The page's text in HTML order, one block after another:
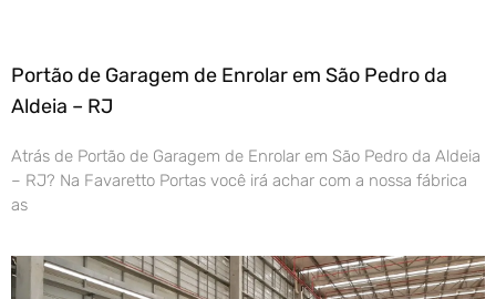
Portão de Garagem de Enrolar em São Pedro da
Aldeia – RJ
Atrás de Portão de Garagem de Enrolar em São Pedro da Aldeia
– RJ? Na Favaretto Portas você irá achar com a nossa fábrica
as